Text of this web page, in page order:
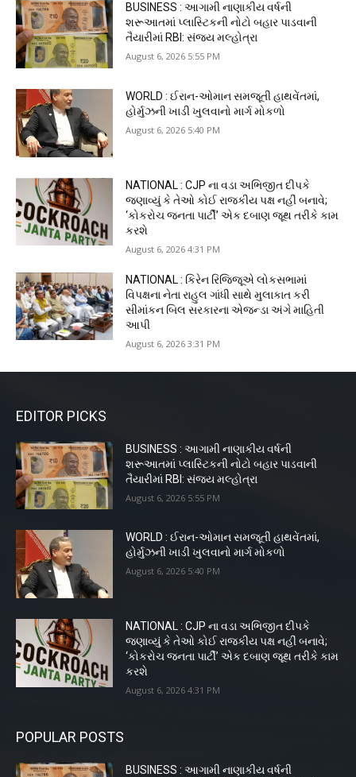
BUSINESS : આગામી નાણાકીય વર્ષની
શરૂઆતમાં પ્લાસ્ટિકની નોટો બહાર પાડવાની
તૈયારીમાં RBI: સંજય મલ્હોત્રા
August 6, 2026 5:55 PM
WORLD : ઈરાન-ઓમાન સમજૂતી હાથવેંતમાં,
હોર્મુઝની ખાડી ખુલવાનો માર્ગ મોકળો
August 6, 2026 5:40 PM
NATIONAL : CJP ના વડા અભિજીત દીપકે
જણાવ્યું કે તેઓ કોઈ રાજકીય પક્ષ નહીં બનાવે;
‘કોકરોચ જનતા પાર્ટી’ એક દબાણ જૂથ તરીકે કામ
કરશે
August 6, 2026 4:31 PM
NATIONAL : કિરેન રિજિજૂએ લોકસભામાં
વિપક્ષના નેતા રાહુલ ગાંધી સાથે મુલાકાત કરી
સીમાંકન બિલ સરકારના એજન્ડા અંગે માહિતી
આપી
August 6, 2026 3:31 PM
EDITOR PICKS
BUSINESS : આગામી નાણાકીય વર્ષની
શરૂઆતમાં પ્લાસ્ટિકની નોટો બહાર પાડવાની
તૈયારીમાં RBI: સંજય મલ્હોત્રા
August 6, 2026 5:55 PM
WORLD : ઈરાન-ઓમાન સમજૂતી હાથવેંતમાં,
હોર્મુઝની ખાડી ખુલવાનો માર્ગ મોકળો
August 6, 2026 5:40 PM
NATIONAL : CJP ના વડા અભિજીત દીપકે
જણાવ્યું કે તેઓ કોઈ રાજકીય પક્ષ નહીં બનાવે;
‘કોકરોચ જનતા પાર્ટી’ એક દબાણ જૂથ તરીકે કામ
કરશે
August 6, 2026 4:31 PM
POPULAR POSTS
BUSINESS : આગામી નાણાકીય વર્ષની